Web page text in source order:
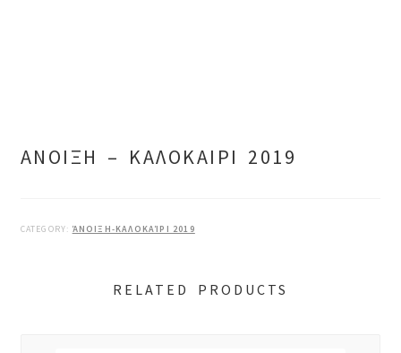
ΑΝΟΙΞΗ – ΚΑΛΟΚΑΙΡΙ 2019
CATEGORY: ΆΝΟΙΞΗ-ΚΑΛΟΚΑΊΡΙ 2019
RELATED PRODUCTS